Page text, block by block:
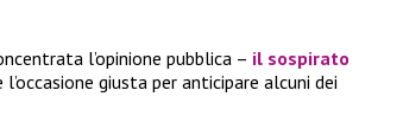
l’opinione pubblica – il sospirato
l’occasione giusta per anticipare alcuni dei